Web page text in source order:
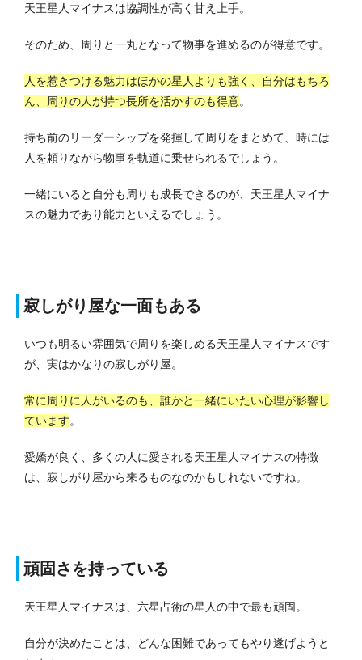
天王星人マイナスは協調性が高く甘え上手。
そのため、周りと一丸となって物事を進めるのが得意です。
人を惹きつける魅力はほかの星人よりも強く、自分はもちろ
ん、周りの人が持つ長所を活かすのも得意。
持ち前のリーダーシップを発揮して周りをまとめて、時には
人を頼りながら物事を軌道に乗せられるでしょう。
一緒にいると自分も周りも成長できるのが、天王星人マイナ
スの魅力であり能力といえるでしょう。
寂しがり屋な一面もある
いつも明るい雰囲気で周りを楽しめる天王星人マイナスです
が、実はかなりの寂しがり屋。
常に周りに人がいるのも、誰かと一緒にいたい心理が影響し
ています。
愛嬌が良く、多くの人に愛される天王星人マイナスの特徴
は、寂しがり屋から来るものなのかもしれないですね。
頑固さを持っている
天王星人マイナスは、六星占術の星人の中で最も頑固。
自分が決めたことは、どんな困難であってもやり遂げようと